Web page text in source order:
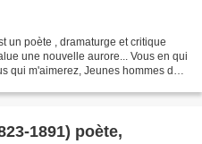
un poète , dramaturge et critique
une nouvelle aurore... Vous en qui
qui m'aimerez, Jeunes hommes des
1891) poète,